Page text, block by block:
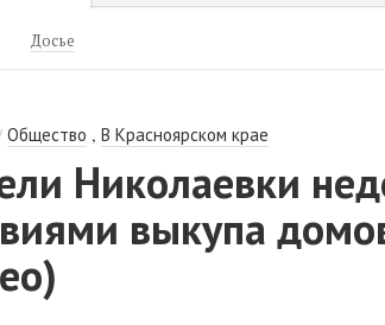
Досье
Общество ,В Красноярском крае
Николаевки
выкупа